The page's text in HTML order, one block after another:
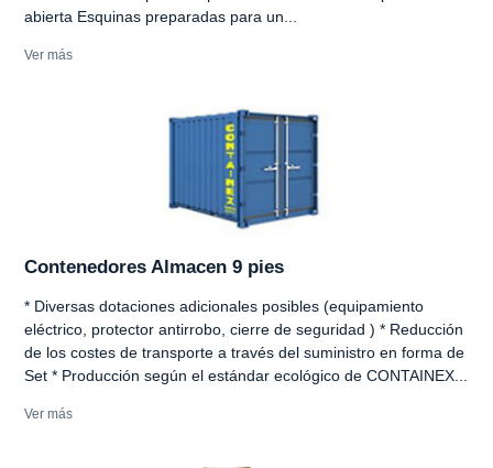
abierta Esquinas preparadas para un...
Ver más
Contenedores Almacen 9 pies
* Diversas dotaciones adicionales posibles (equipamiento
eléctrico, protector antirrobo, cierre de seguridad ) * Reducción
de los costes de transporte a través del suministro en forma de
Set * Producción según el estándar ecológico de CONTAINEX...
Ver más